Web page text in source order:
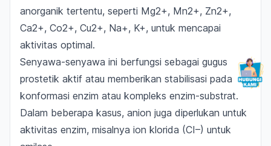
anorganik tertentu, seperti Mg2+, Mn2+, Zn2+,
Ca2+, Co2+, Cu2+, Na+, K+, untuk mencapai
aktivitas optimal.
Senyawa-senyawa ini berfungsi sebagai gugus
prostetik aktif atau memberikan stabilisasi pada
konformasi enzim atau kompleks enzim-substrat.
Dalam beberapa kasus, anion juga diperlukan untuk
aktivitas enzim, misalnya ion klorida (CI–) untuk